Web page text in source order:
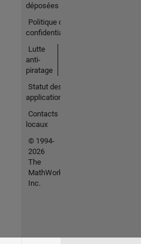
déposées
Politique de
confidentialité
Lutte
anti-
piratage
Statut des
applications
Contacts
locaux
© 1994-
2026
The
MathWorks,
Inc.